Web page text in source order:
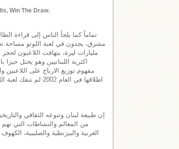
Win The Draw.
تماماً كما يلجأ الناس إلى قراءة
مليارات ليرة، يتهافت اللاعبون
اكثرية اللبنانيين وهو يحتل
مفهوم توزيع الارباح على اللاعبين
اطلاقها في العام
إن طبيعة لبنان وتنوعه الثقافي
من المعالم والنشاطات التي تهم
العربية والبيزنطية والصليبية،